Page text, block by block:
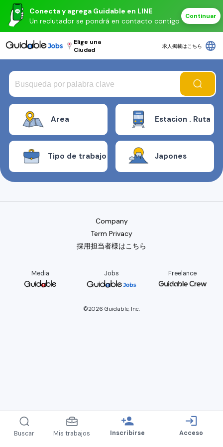
Conecta y agrega Guidable en LINE
Un reclutador se pondrá en contacto contigo
Continuar
Elige una
Ciudad
求人掲載はこちら language
Area Estacion . Ruta
Tipo de trabajo Japones
Company
Term Privacy
採用担当者様はこちら
Media Jobs Freelance
©2026 Guidable, Inc.
Buscar Mis trabajos
person_add
Inscribirse
login
Acceso